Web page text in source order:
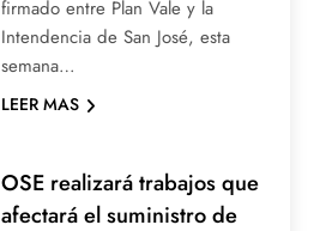
firmado entre Plan Vale y la
Intendencia de San José, esta
semana…
LEER MAS
OSE realizará trabajos que
afectará el suministro de